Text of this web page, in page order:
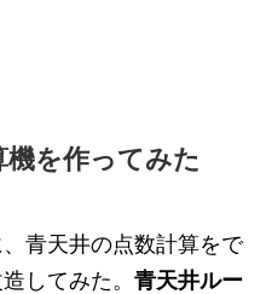
機を作ってみた
青天井の点数計算をで
してみた。 青天井ルー